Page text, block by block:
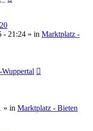
- 21:24 » in Marktplatz -
» in Marktplatz - Bieten